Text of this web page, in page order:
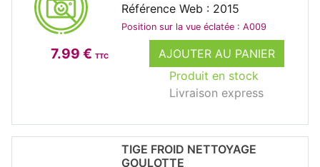
7.99 € TTC
AJOUTER AU PANIER
Produit en stock
Livraison express
Référence Web : 2015
Position sur la vue éclatée : A009
TIGE FROID NETTOYAGE
GOULOTTE